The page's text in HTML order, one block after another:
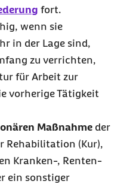
fort.
wenn sie
in der Lage sind,
zu verrichten,
für Arbeit zur
vorherige Tätigkeit
Maßnahme der
Rehabilitation (Kur),
Kranken-, Renten-
ein sonstiger